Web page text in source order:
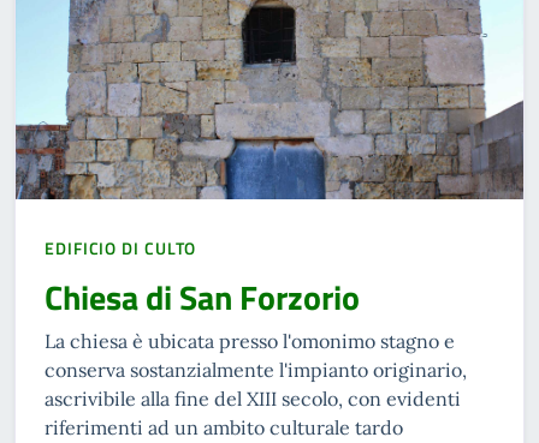
EDIFICIO DI CULTO
Chiesa di San Forzorio
La chiesa è ubicata presso l'omonimo stagno e
conserva sostanzialmente l'impianto originario,
ascrivibile alla fine del XIII secolo, con evidenti
riferimenti ad un ambito culturale tardo